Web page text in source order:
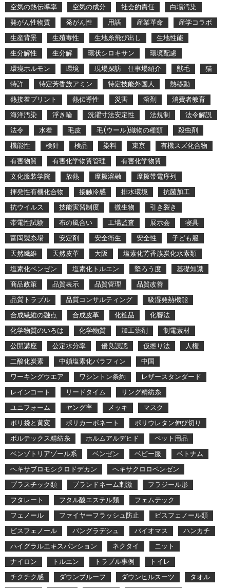
空気の熱伝導率
空気の成分 社会的責任
白場汚染
発がん性物質
発がん性 用語 産業革命
産学コラボ
生産背景
生殖毒性 生地糸飛び出し
生地性能
生分解性
生分解 環状シロキサン
環境配慮
環境ホルモン
環境 現場探訪 仕事場紹介 獣毛
猫
特許
特定芳香族アミン 特定技能外国人
熱移動
熱接着プリント
熱伝導性 災害 溶剤
消費者教育
海洋汚染
浮き輪 洗濯寸法安定性 法規制
法令解説
法令
水着 毛皮 毛(ウール)織物の種類
殺虫剤
機能性
検針 検品 染料 東京
有機スズ化合物
有害物質
有害化学物質管理
有害化学物質
文化服装学院
放熱 摩擦溶融
摩擦帯電序列
揮発性有機化合物
接触冷感 排水環境
抗菌加工
抗ウイルス
技能実習制度 微生物
引き裂き
帯電性試験
布の風合い 工場監査 展示会
寝具
富岡製糸場
安定剤 安全衛生 安全性
子ども服
天然繊維
天然皮革 大阪
塩素化芳香族炭化水素類
塩素化ベンゼン
塩素化トルエン 堅ろう度
基礎知識
商品政策
品質表示 品質管理
品質改善
品質トラブル
品質コンサルティング
吸湿発熱機能
合成繊維の融点
合成皮革 化粧品
化審法
化学物質のいろは
化学物質 加工薬剤
制電素材
公開講座
公定水分率 優良誤認 仮撚り法
人権
二酸化炭素
中鎖塩素化パラフィン
中国
ワーキングウエア
ワシントン条約
レザースタンダード
レインコート
リードタイム
リング精紡糸
ユニフォーム
ヤング率 メッキ
マスク
ポリ袋と黄変
ポリカーボネート
ポリウレタン伸び切り
ボルテックス精紡糸
ホルムアルデヒド
ペット用品
ベンゾトリアゾール系
ベンゼン ベビー服
ベトナム
ヘキサブロモシクロドデカン
ヘキサクロロベンゼン
プラスチック類
ブランドネーム刺激
フラジール形
フタレート
フタル酸エステル類
フェムテック
フェノール
ファイヤーフラッシュ防止
ビスフェノール類
ビスフェノール
バングラデシュ バイオマス
ハンカチ
ハイグラルエキスパンション
ネクタイ
ニット
ナイロン
トルエン トラブル事例
トイレ
チクチク感
ダウンプルーフ ダウンヒルスーツ
タオル